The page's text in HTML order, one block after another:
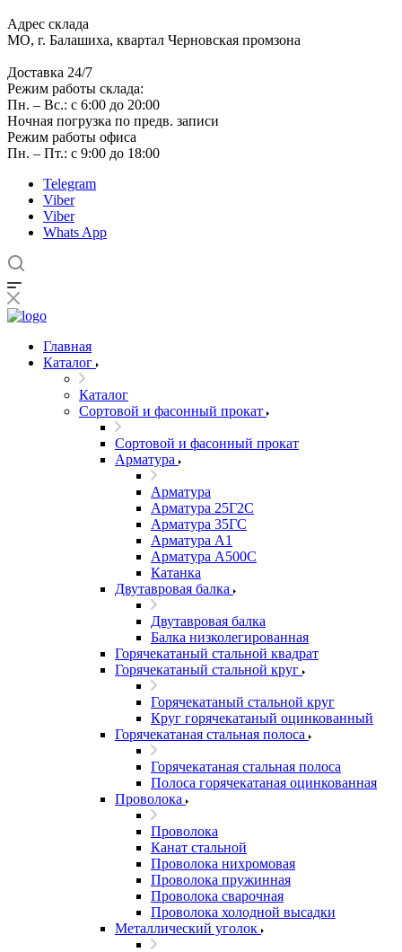
Адрес склада
МО, г. Балашиха, квартал Черновская промзона
Доставка 24/7
Режим работы склада:
Пн. – Вс.: с 6:00 до 20:00
Ночная погрузка по предв. записи
Режим работы офиса
Пн. – Пт.: с 9:00 до 18:00
Telegram
Viber
Viber
Whats App
Главная
Каталог
Каталог
Сортовой и фасонный прокат
Сортовой и фасонный прокат
Арматура
Арматура
Арматура 25Г2С
Арматура 35ГС
Арматура А1
Арматура А500С
Катанка
Двутавровая балка
Двутавровая балка
Балка низколегированная
Горячекатаный стальной квадрат
Горячекатаный стальной круг
Горячекатаный стальной круг
Круг горячекатаный оцинкованный
Горячекатаная стальная полоса
Горячекатаная стальная полоса
Полоса горячекатаная оцинкованная
Проволока
Проволока
Канат стальной
Проволока нихромовая
Проволока пружинная
Проволока сварочная
Проволока холодной высадки
Металлический уголок